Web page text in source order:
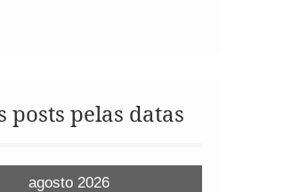
posts pelas datas
agosto 2026